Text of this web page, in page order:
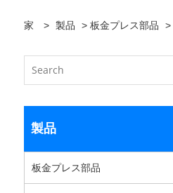
家 > 製品 > 板金プレス部品 >
製品
板金プレス部品